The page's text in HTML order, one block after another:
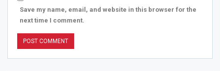
Save my name, email, and website in this browser for the
next time I comment.